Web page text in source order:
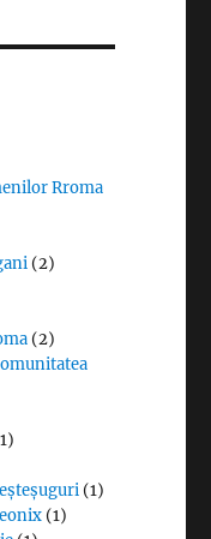
Rroma
(2)
(2)
(1)
(1)